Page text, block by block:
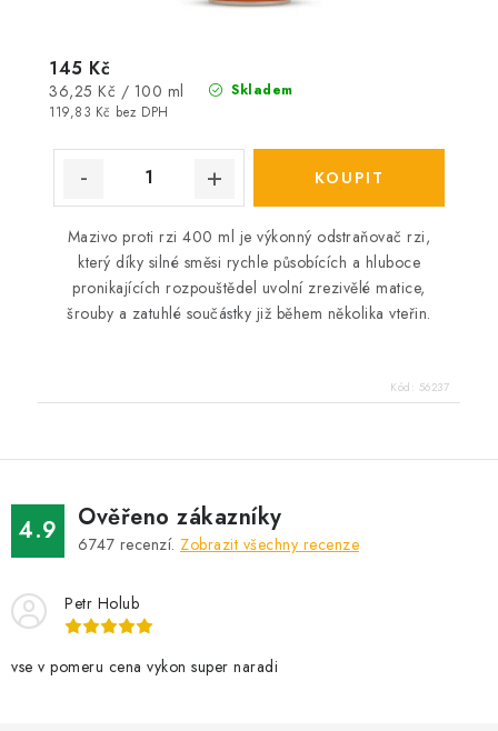
Skladem
119,83 Kč bez DPH
145 Kč
Měrná
cena:
36,25 Kč / 100 ml
Mazivo proti rzi 400 ml je výkonný odstraňovač rzi,
který díky silné směsi rychle působících a hluboce
pronikajících rozpouštědel uvolní zrezivělé matice,
šrouby a zatuhlé součástky již během několika vteřin.
Kód: 56237
4.9 Ověřeno zákazníky
6747 recenzí. Zobrazit všechny recenze
Petr Holub
vse v pomeru cena vykon super naradi